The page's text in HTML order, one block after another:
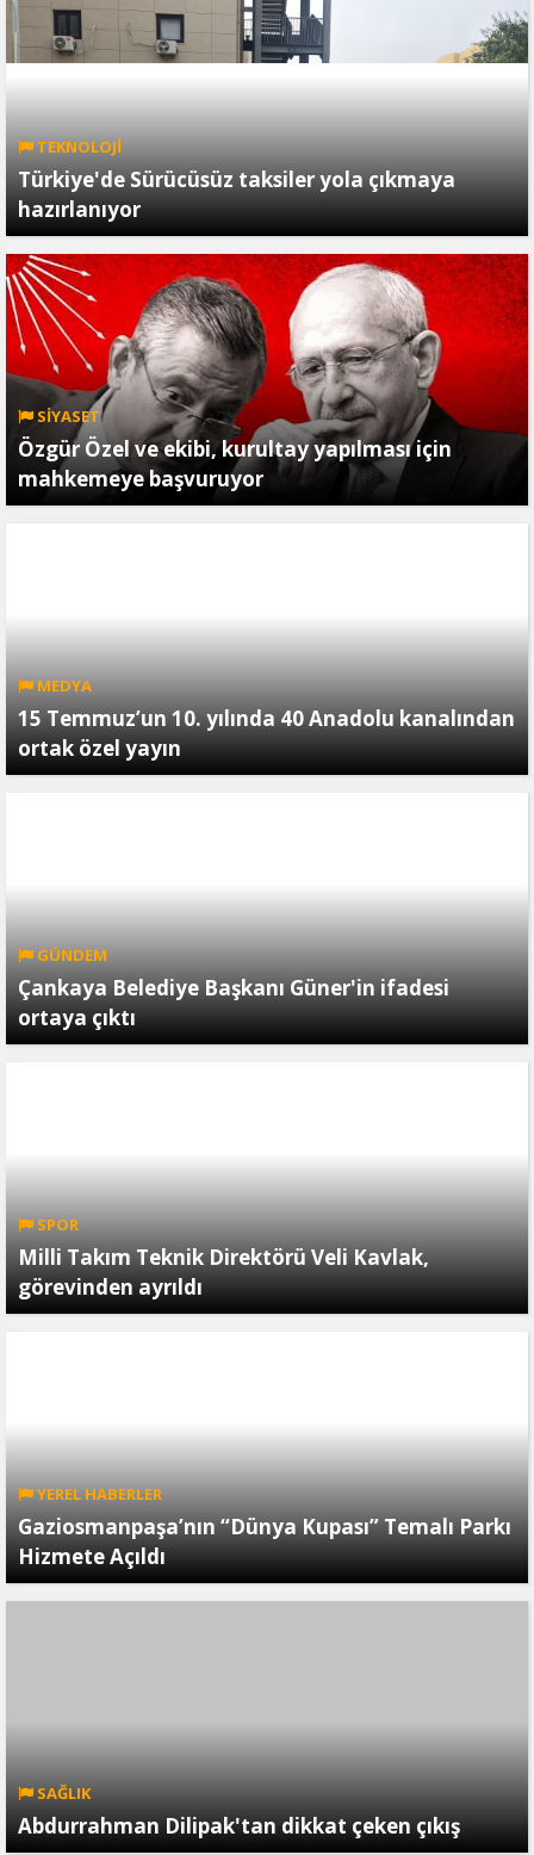
TEKNOLOJİ
Türkiye'de Sürücüsüz taksiler yola çıkmaya
hazırlanıyor
SİYASET
Özgür Özel ve ekibi, kurultay yapılması için
mahkemeye başvuruyor
MEDYA
15 Temmuz’un 10. yılında 40 Anadolu kanalından
ortak özel yayın
GÜNDEM
Çankaya Belediye Başkanı Güner'in ifadesi
ortaya çıktı
SPOR
Milli Takım Teknik Direktörü Veli Kavlak,
görevinden ayrıldı
YEREL HABERLER
Gaziosmanpaşa’nın “Dünya Kupası” Temalı Parkı
Hizmete Açıldı
SAĞLIK
Abdurrahman Dilipak'tan dikkat çeken çıkış